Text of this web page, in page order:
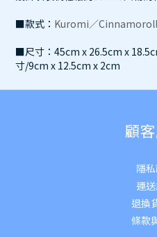
■款式 ： Kuromi／Cinnamoroll
■尺寸：45cm x 26.5cm x
寸/9cm x 12.5cm x 2cm
顧
隱
運
退換
條款